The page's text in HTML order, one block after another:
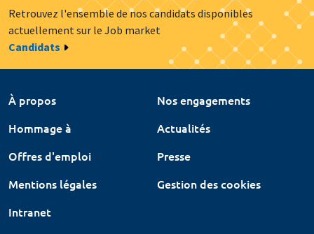
Retrouvez l'ensemble de nos candidats disponibles
actuellement sur le Job market
Candidats
À propos
Nos engagements
Hommage à
Actualités
Offres d'emploi
Presse
Mentions légales
Gestion des cookies
Intranet